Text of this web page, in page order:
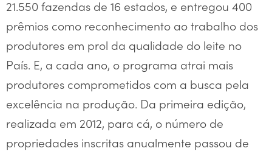
21.550 fazendas de 16 estados, e entregou 400
prêmios como reconhecimento ao trabalho dos
produtores em prol da qualidade do leite no
País. E, a cada ano, o programa atrai mais
produtores comprometidos com a busca pela
excelência na produção. Da primeira edição,
realizada em 2012, para cá, o número de
propriedades inscritas anualmente passou de